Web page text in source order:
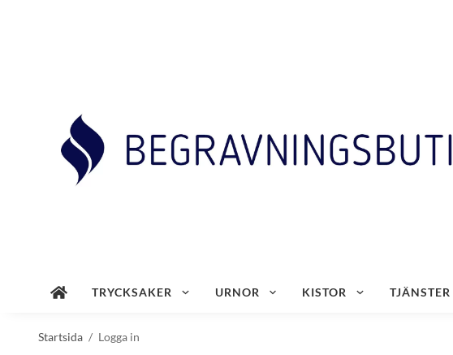
TRYCKSAKER URNOR KISTOR TJÄNSTER
Startsida / Logga in